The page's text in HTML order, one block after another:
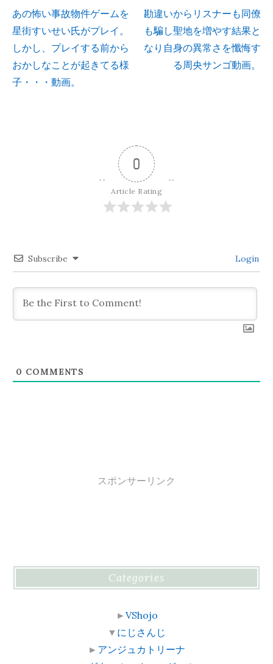
投
稿
ナ
ョ
ン
あの怖い事故物件ゲームを
星街すいせい氏がプレイ。
しかし、プレイする前から
おかしなことが起きてる様
子・・・動画。
勘違いからリスナーも同僚
も騙し聖地を増やす結果と
なり自身の異常さを懺悔す
る周央サンゴ動画。
0
Article Rating
Subscribe Login
0 COMMENTS
スポンサーリンク
Categories
►VShojo
▼ にじさんじ
► アンジュカトリーナ